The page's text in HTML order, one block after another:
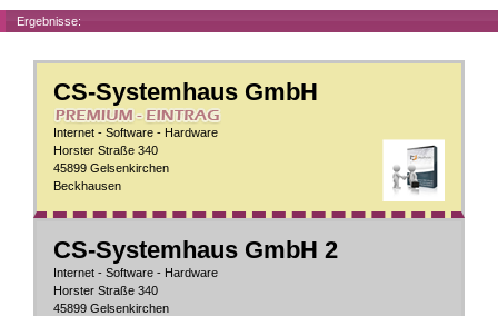
Ergebnisse:
CS-Systemhaus GmbH
Internet - Software - Hardware
Horster Straße 340
45899 Gelsenkirchen
Beckhausen
CS-Systemhaus GmbH 2
Internet - Software - Hardware
Horster Straße 340
45899 Gelsenkirchen